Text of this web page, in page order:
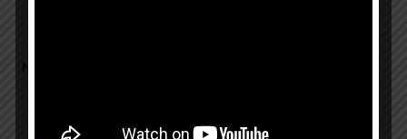
Nombre